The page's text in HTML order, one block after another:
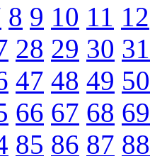
8 9 10 11 12
28 29 30 31
47 48 49 50
66 67 68 69
85 86 87 88